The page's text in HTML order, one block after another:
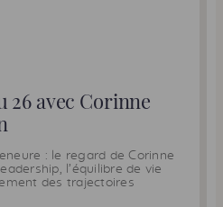
26 avec Corinne
: le regard de Corinne
l’équilibre de vie
des trajectoires